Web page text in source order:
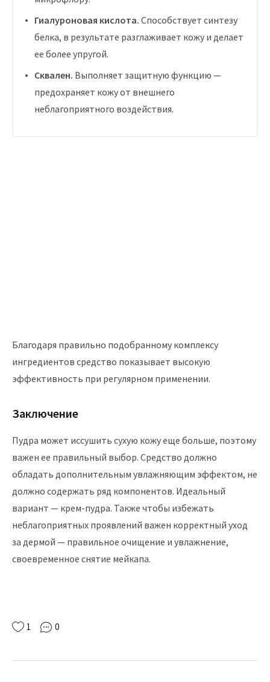
Гиалуроновая кислота. Способствует синтезу
белка, в результате разглаживает кожу и делает
ее более упругой.
Сквален. Выполняет защитную функцию —
предохраняет кожу от внешнего
неблагоприятного воздействия.
Благодаря правильно подобранному комплексу
ингредиентов средство показывает высокую
эффективность при регулярном применении.
Заключение
Пудра может иссушить сухую кожу еще больше, поэтому
важен ее правильный выбор. Средство должно
обладать дополнительным увлажняющим эффектом, не
должно содержать ряд компонентов. Идеальный
вариант — крем-пудра. Также чтобы избежать
неблагоприятных проявлений важен корректный уход
за дермой — правильное очищение и увлажнение,
своевременное снятие мейкапа.
1 0